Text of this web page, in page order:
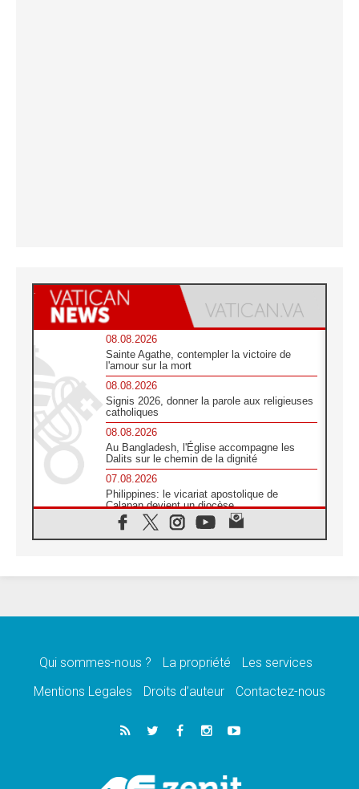
08.08.2026
Sainte Agathe, contempler la victoire de
l'amour sur la mort
08.08.2026
Signis 2026, donner la parole aux religieuses
catholiques
08.08.2026
Au Bangladesh, l'Église accompagne les
Dalits sur le chemin de la dignité
07.08.2026
Philippines: le vicariat apostolique de
Calapan devient un diocèse
07.08.2026
Congo-Brazzaville : le 15 août, entre
une signature»
Le programme du voyage apostolique du
07.08.2026
1ère Conférence continentale sur l'éducation
Un logo symbolique pour la venue du Pape
Qui sommes-nous ? La propriété
Les services
Mentions Legales
Droits d’auteur Contactez-nous